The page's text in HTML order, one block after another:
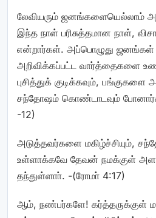
லேவியரும் ஜனங்களையெல்லாம்
இந்த நாள் பரிசுத்தமான நாள்,
என்றார்கள். அப்பொழுது ஜனங்கள்
அறிவிக்கப்பட்ட வார்த்தைகளை
புசித்துக் குடிக்கவும், பங்குகளை
சந்தோஷம் கொண்டாடவும்
-12)
அடுத்தவர்களை மகிழ்ச்சியும்,
உள்ளாக்கவே தேவன் நமக்குள்
தந்துள்ளாா். -(ரோமா் 4:17)
ஆம், நண்பர்களே! கர்த்தருக்குள்